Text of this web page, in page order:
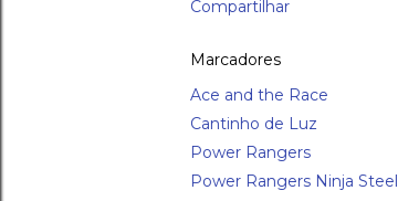
Compartilhar
Marcadores
Ace and the Race
Cantinho de Luz
Power Rangers
Power Rangers Ninja Steel